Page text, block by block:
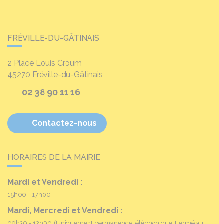
FRÉVILLE-DU-GÂTINAIS
2 Place Louis Croum
45270 Fréville-du-Gâtinais
02 38 90 11 16
Contactez-nous
HORAIRES DE LA MAIRIE
Mardi et Vendredi :
15h00 - 17h00
Mardi, Mercredi et Vendredi :